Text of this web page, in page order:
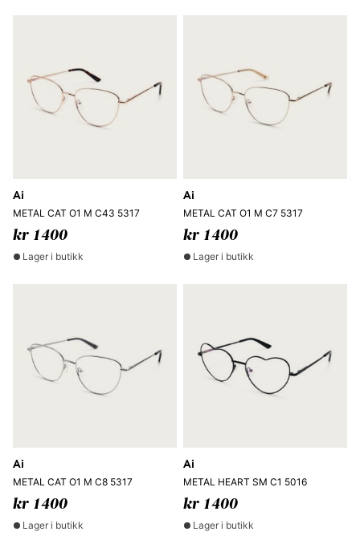
Ai
METAL CAT O1 M C43 5317
kr 1400
Lager i butikk
Ai
METAL CAT O1 M C7 5317
kr 1400
Lager i butikk
Ai
METAL CAT O1 M C8 5317
kr 1400
Lager i butikk
Ai
METAL HEART SM C1 5016
kr 1400
Lager i butikk